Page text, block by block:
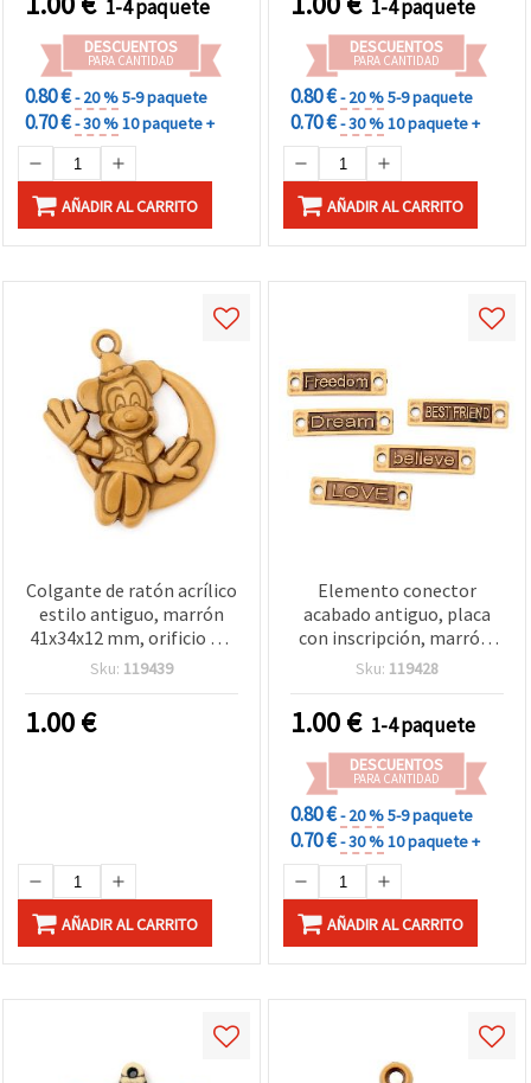
1-4 paquete
DESCUENTOS
PARA CANTIDAD
0.80 €- 20 %5-9 paquete
0.70 €- 30 %10 paquete +
AÑADIR AL CARRITO
1-4 paquete
DESCUENTOS
PARA CANTIDAD
0.80 €- 20 %5-9 paquete
0.70 €- 30 %10 paquete +
AÑADIR AL CARRITO
Colgante de ratón acrílico
estilo antiguo, marrón
41x34x12 mm, orificio 2,5
mm - 50 g (aprox. 15 uds.)
manualidades
Sku: 119439
1.00€
AÑADIR AL CARRITO
Elemento conector
acabado antiguo, placa
con inscripción, marrón,
36x10x2 mm, agujero 3
bisutería
Sku: 119428
1.00€ 1-4 paquete
DESCUENTOS
PARA CANTIDAD
0.80 €- 20 %5-9 paquete
0.70 €- 30 %10 paquete +
AÑADIR AL CARRITO